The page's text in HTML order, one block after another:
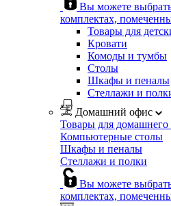
Вы можете
комплектах,
Товары для
Кровати
Комоды и тумбы
Столы
Шкафы и пеналы
Стеллажи и
Домашний офис
Товары для домашнего
Компьютерные столы
Шкафы и пеналы
Стеллажи и полки
Вы можете
комплектах,